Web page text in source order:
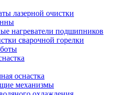
лазерной очистки
нагреватели подшипников
сварочной горелки
оснастка
механизмы